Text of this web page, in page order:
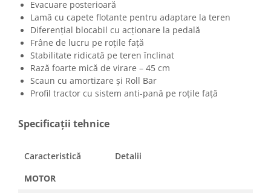
Evacuare posterioară
Lamă cu capete flotante pentru adaptare la teren
Diferențial blocabil cu acționare la pedală
Frâne de lucru pe roțile față
Stabilitate ridicată pe teren înclinat
Rază foarte mică de virare – 45 cm
Scaun cu amortizare și Roll Bar
Profil tractor cu sistem anti-pană pe roțile față
Specificații tehnice
Caracteristică
Detalii
MOTOR